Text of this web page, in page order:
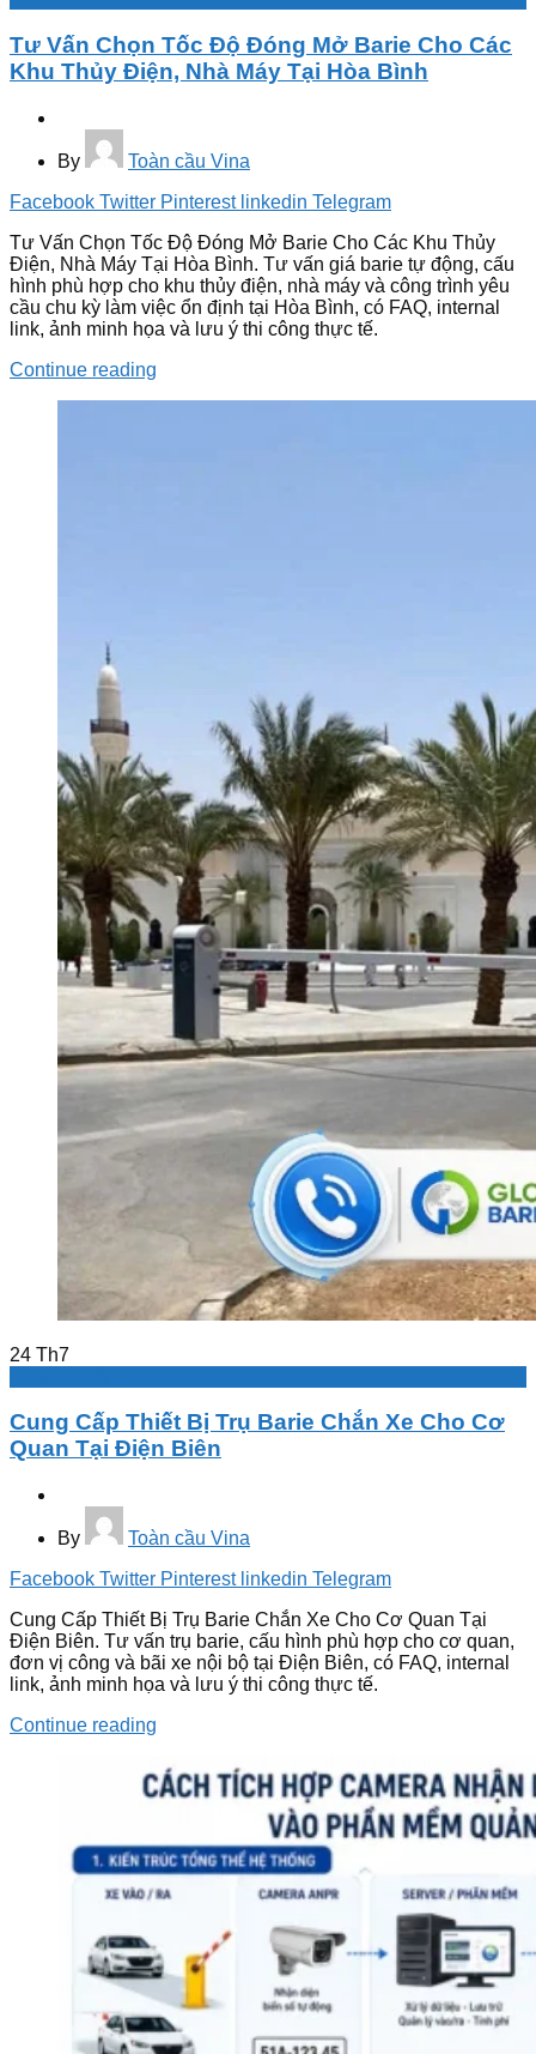
Tư Vấn Chọn Tốc Độ Đóng Mở Barie Cho Các
Khu Thủy Điện, Nhà Máy Tại Hòa Bình
By
Toàn cầu Vina
Facebook Twitter Pinterest linkedin Telegram
Tư Vấn Chọn Tốc Độ Đóng Mở Barie Cho Các Khu Thủy
Điện, Nhà Máy Tại Hòa Bình. Tư vấn giá barie tự động, cấu
hình phù hợp cho khu thủy điện, nhà máy và công trình yêu
cầu chu kỳ làm việc ổn định tại Hòa Bình, có FAQ, internal
link, ảnh minh họa và lưu ý thi công thực tế.
Continue reading
24 Th7
Cung Cấp Thiết Bị Trụ Barie Chắn Xe Cho Cơ
Quan Tại Điện Biên
By
Toàn cầu Vina
Facebook Twitter Pinterest linkedin Telegram
Cung Cấp Thiết Bị Trụ Barie Chắn Xe Cho Cơ Quan Tại
Điện Biên. Tư vấn trụ barie, cấu hình phù hợp cho cơ quan,
đơn vị công và bãi xe nội bộ tại Điện Biên, có FAQ, internal
link, ảnh minh họa và lưu ý thi công thực tế.
Continue reading